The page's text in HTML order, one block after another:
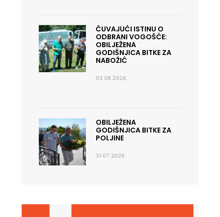
ČUVAJUĆI ISTINU O
ODBRANI VOGOŠĆE:
OBILJEŽENA
GODIŠNJICA BITKE ZA
NABOŽIĆ
03.08.2026.
OBILJEŽENA
GODIŠNJICA BITKE ZA
POLJINE
31.07.2026.